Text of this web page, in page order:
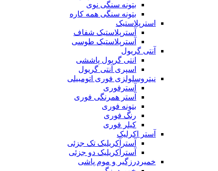
بتونه سنگی نوی
بتونه سنگی همه کاره
استرپلاستیک
آسترپلاستیک شفاف
آسترپلاستیک طوسی
آنتی گریول
انتی گریول پاششی
اسپری آنتی گریول
نیتروسلولزی فوری اتومبیلی
آسترفوری
آستر همرنگی فوری
بتونه فوری
رنگ فوری
کیلر فوری
آستر اکرلیک
آسترآکریلیک تک جزئی
آسترآکریلیک دو جزئی
خمیردرزگیر و موم پاشی